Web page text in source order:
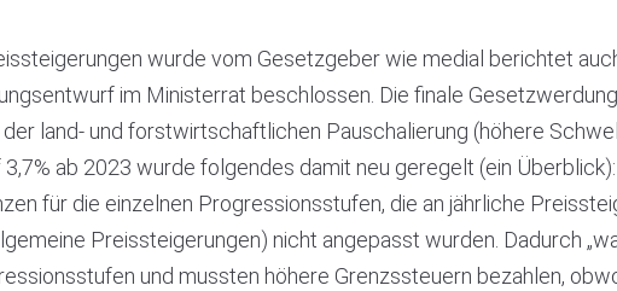
wurde vom Gesetzgeber wie medial berichtet
im Ministerrat beschlossen. Die finale
land- und forstwirtschaftlichen Pauschalierung (höhere
ab 2023 wurde folgendes damit neu geregelt (ein Überblick):
für die einzelnen Progressionsstufen, die an jährliche
Preissteigerungen) nicht angepasst wurden. Dadurch
und mussten höhere Grenzssteuern bezahlen,